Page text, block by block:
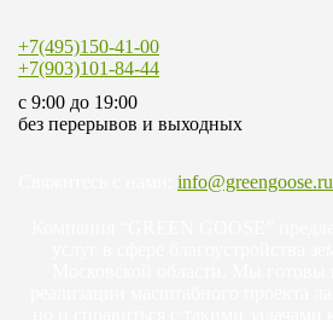
+7(495)150-41-00
+7(903)101-84-44
c 9:00 до 19:00
без перерывов и выходных
info@greengoose.ru